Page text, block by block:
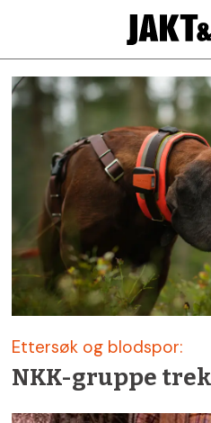
Siste
nytt
om
nkk
–
Jakt
&
Fiske
Ettersøk og blodspor:
NKK-gruppe